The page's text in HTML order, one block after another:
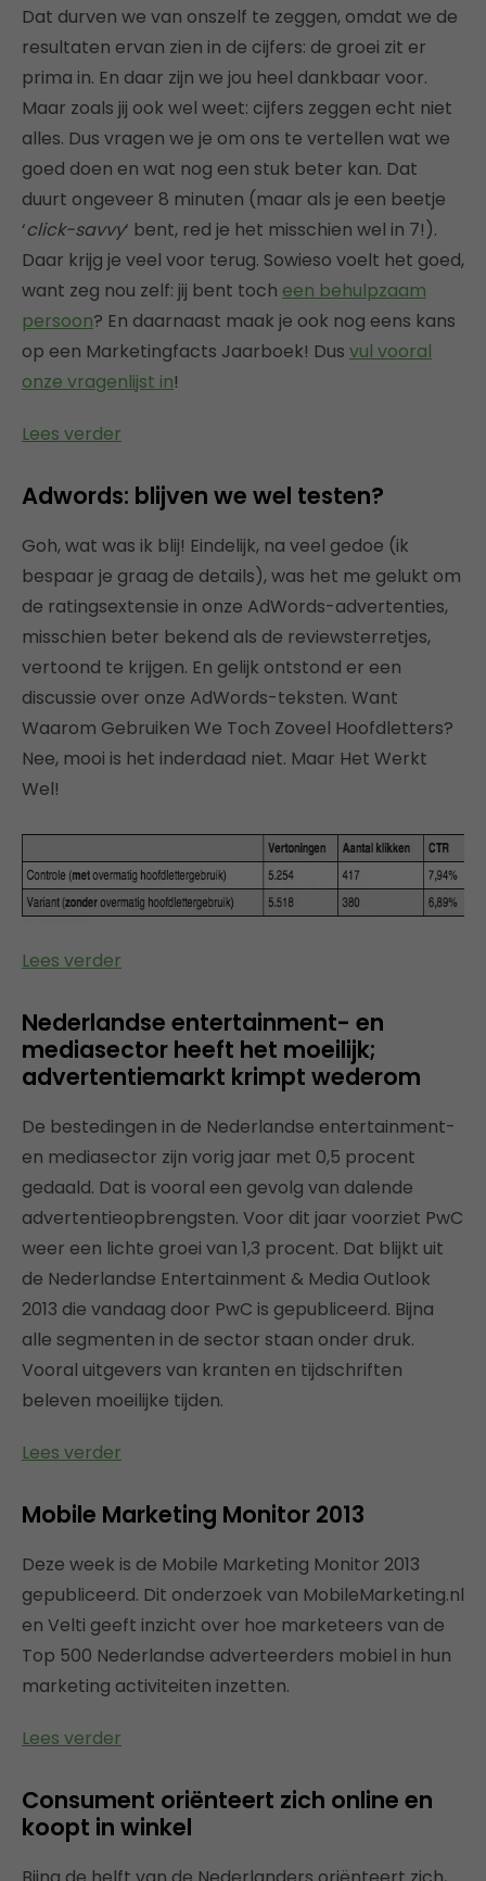
Dat durven we van onszelf te zeggen, omdat we de
resultaten ervan zien in de cijfers: de groei zit er
prima in. En daar zijn we jou heel dankbaar voor.
Maar zoals jij ook wel weet: cijfers zeggen echt niet
alles. Dus vragen we je om ons te vertellen wat we
goed doen en wat nog een stuk beter kan. Dat
duurt ongeveer 8 minuten (maar als je een beetje
‘click-savvy‘ bent, red je het misschien wel in 7!).
Daar krijg je veel voor terug. Sowieso voelt het goed,
want zeg nou zelf: jij bent toch een behulpzaam
persoon? En daarnaast maak je ook nog eens kans
op een Marketingfacts Jaarboek! Dus vul vooral
onze vragenlijst in!
Lees verder
Adwords: blijven we wel testen?
Goh, wat was ik blij! Eindelijk, na veel gedoe (ik
bespaar je graag de details), was het me gelukt om
de ratingsextensie in onze AdWords-advertenties,
misschien beter bekend als de reviewsterretjes,
vertoond te krijgen. En gelijk ontstond er een
discussie over onze AdWords-teksten. Want
Waarom Gebruiken We Toch Zoveel Hoofdletters?
Nee, mooi is het inderdaad niet. Maar Het Werkt
Wel!
Lees verder
Nederlandse entertainment- en
mediasector heeft het moeilijk;
advertentiemarkt krimpt wederom
De bestedingen in de Nederlandse entertainment-
en mediasector zijn vorig jaar met 0,5 procent
gedaald. Dat is vooral een gevolg van dalende
advertentieopbrengsten. Voor dit jaar voorziet PwC
weer een lichte groei van 1,3 procent. Dat blijkt uit
de Nederlandse Entertainment & Media Outlook
2013 die vandaag door PwC is gepubliceerd. Bijna
alle segmenten in de sector staan onder druk.
Vooral uitgevers van kranten en tijdschriften
beleven moeilijke tijden.
Lees verder
Mobile Marketing Monitor 2013
Deze week is de Mobile Marketing Monitor 2013
gepubliceerd. Dit onderzoek van MobileMarketing.nl
en Velti geeft inzicht over hoe marketeers van de
Top 500 Nederlandse adverteerders mobiel in hun
marketing activiteiten inzetten.
Lees verder
Consument oriënteert zich online en
koopt in winkel